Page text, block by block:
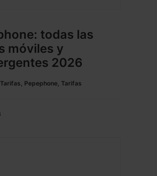
todas las
móviles y
2026
, Pepephone, Tarifas